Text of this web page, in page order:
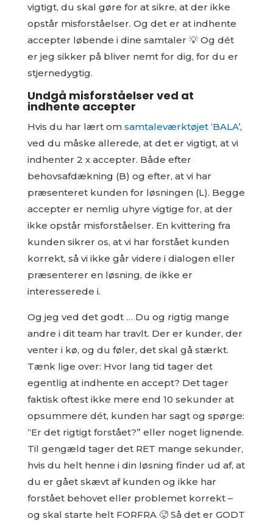
vigtigt, du skal gøre for at sikre, at der ikke
opstår misforståelser. Og det er at indhente
accepter løbende i dine samtaler 💡 Og dét
er jeg sikker på bliver nemt for dig, for du er
stjernedygtig.
Undgå misforståelser ved at
indhente accepter
Hvis du har lært om samtaleværktøjet ‘BALA’,
ved du måske allerede, at det er vigtigt, at vi
indhenter 2 x accepter. Både efter
behovsafdækning (B) og efter, at vi har
præsenteret kunden for løsningen (L). Begge
accepter er nemlig uhyre vigtige for, at der
ikke opstår misforståelser. En kvittering fra
kunden sikrer os, at vi har forstået kunden
korrekt, så vi ikke går videre i dialogen eller
præsenterer en løsning, de ikke er
interesserede i.
Og jeg ved det godt … Du og rigtig mange
andre i dit team har travlt. Der er kunder, der
venter i kø, og du føler, det skal gå stærkt.
Tænk lige over: Hvor lang tid tager det
egentlig at indhente en accept? Det tager
faktisk oftest ikke mere end 10 sekunder at
opsummere dét, kunden har sagt og spørge:
“Er det rigtigt forstået?” eller noget lignende.
Til gengæld tager det RET mange sekunder,
hvis du helt henne i din løsning finder ud af, at
du er gået skævt af kunden og ikke har
forstået behovet eller problemet korrekt –
og skal starte helt FORFRA 🥵 Så det er GODT